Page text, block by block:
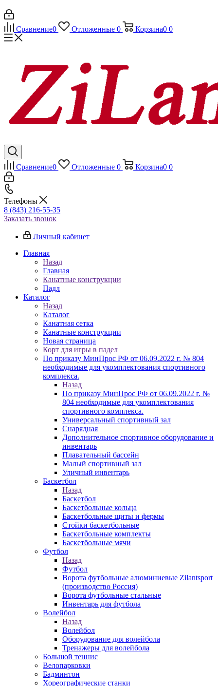
Сравнение0 Отложенные 0 Корзина0 0
Сравнение0 Отложенные 0 Корзина0 0
Телефоны
8 (843) 216-55-35
Заказать звонок
Личный кабинет
Главная
Назад
Главная
Канатные конструкции
Падл
Каталог
Назад
Каталог
Канатная сетка
Канатные конструкции
Новая страница
Корт для игры в падел
По приказу МинПрос РФ от 06.09.2022 г. № 804
необходимые для укомплектования спортивного
комплекса.
Назад
По приказу МинПрос РФ от 06.09.2022 г. №
804 необходимые для укомплектования
спортивного комплекса.
Универсальный спортивный зал
Снарядная
Дополнительное спортивное оборудование и
инвентарь
Плавательный бассейн
Малый спортивный зал
Уличный инвентарь
Баскетбол
Назад
Баскетбол
Баскетбольные кольца
Баскетбольные щиты и фермы
Стойки баскетбольные
Баскетбольные комплекты
Баскетбольные мячи
Футбол
Назад
Футбол
Ворота футбольные алюминиевые Zilantsport
(производство Россия)
Ворота футбольные стальные
Инвентарь для футбола
Волейбол
Назад
Волейбол
Оборудование для волейбола
Тренажеры для волейбола
Большой теннис
Велопарковки
Бадминтон
Хореографические станки